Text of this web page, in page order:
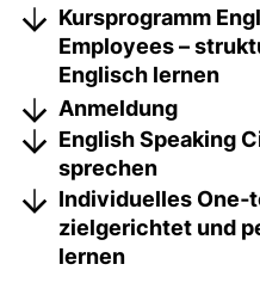
Kursprogramm
Employees–
Englisch lernen
Anmeldung
English Speaking
sprechen
Individuelles
zielgerichtet und
lernen